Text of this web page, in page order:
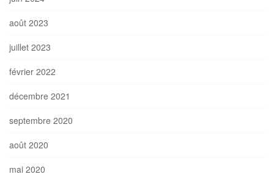
août 2023
juillet 2023
février 2022
décembre 2021
septembre 2020
août 2020
mai 2020